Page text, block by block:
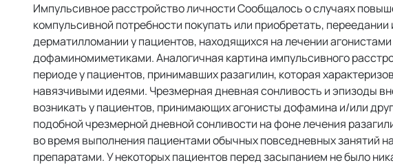
Импульсивное расстройство личности Сообщалось о случаях
компульсивной потребности покупать или приобретать,
дерматилломании у пациентов, находящихся на лечении
дофаминомиметиками. Аналогичная картина импульсивного
периоде у пациентов, принимавших разагилин, которая
навязчивыми идеями. Чрезмерная дневная сонливость и эпизоды
возникать у пациентов, принимающих агонисты дофамина и/или
подобной чрезмерной дневной сонливости на фоне лечения
во время выполнения пациентами обычных повседневных занятий
препаратами. У некоторых пациентов перед засыпанием не было